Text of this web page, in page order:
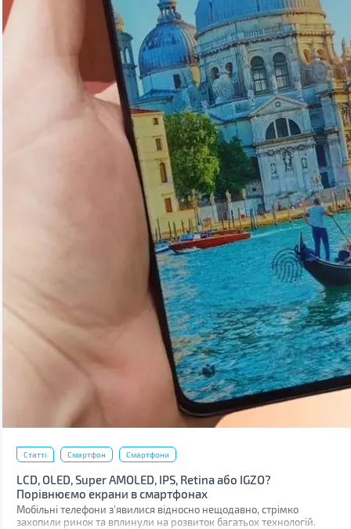
Статті Смартфон Смартфони
LCD, OLED, Super AMOLED, IPS, Retina або IGZO?
Порівнюємо екрани в смартфонах
Мобільні телефони з'явилися відносно нещодавно, стрімко
захопили ринок та вплинули на розвиток багатьох технологій.